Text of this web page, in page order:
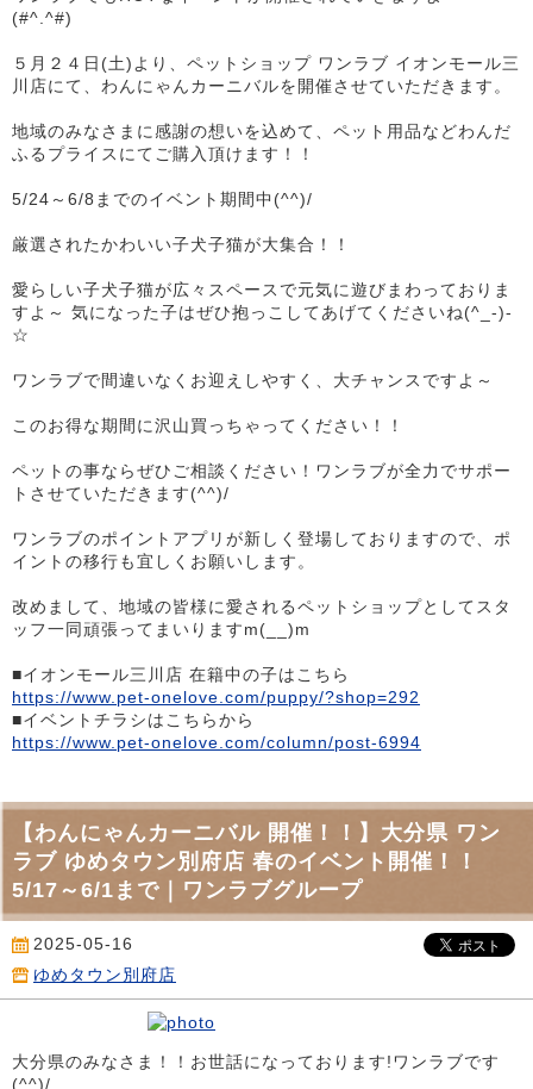
(#^.^#)
５月２４日(土)より、ペットショップ ワンラブ イオンモール三
川店にて、わんにゃんカーニバルを開催させていただきます。
地域のみなさまに感謝の想いを込めて、ペット用品などわんだ
ふるプライスにてご購入頂けます！！
5/24～6/8までのイベント期間中(^^)/
厳選されたかわいい子犬子猫が大集合！！
愛らしい子犬子猫が広々スペースで元気に遊びまわっておりま
すよ～ 気になった子はぜひ抱っこしてあげてくださいね(^_-)-
☆
ワンラブで間違いなくお迎えしやすく、大チャンスですよ～
このお得な期間に沢山買っちゃってください！！
ペットの事ならぜひご相談ください！ワンラブが全力でサポー
トさせていただきます(^^)/
ワンラブのポイントアプリが新しく登場しておりますので、ポ
イントの移行も宜しくお願いします。
改めまして、地域の皆様に愛されるペットショップとしてスタ
ッフ一同頑張ってまいりますm(__)m
■イオンモール三川店 在籍中の子はこちら
https://www.pet-onelove.com/puppy/?shop=292
■イベントチラシはこちらから
https://www.pet-onelove.com/column/post-6994
【わんにゃんカーニバル 開催！！】大分県 ワン
ラブ ゆめタウン別府店 春のイベント開催！！
5/17～6/1まで｜ワンラブグループ
2025-05-16
ゆめタウン別府店
大分県のみなさま！！お世話になっております!ワンラブです
(^^)/